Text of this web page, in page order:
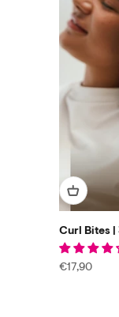
Curl Bites
Angebot
€17,90